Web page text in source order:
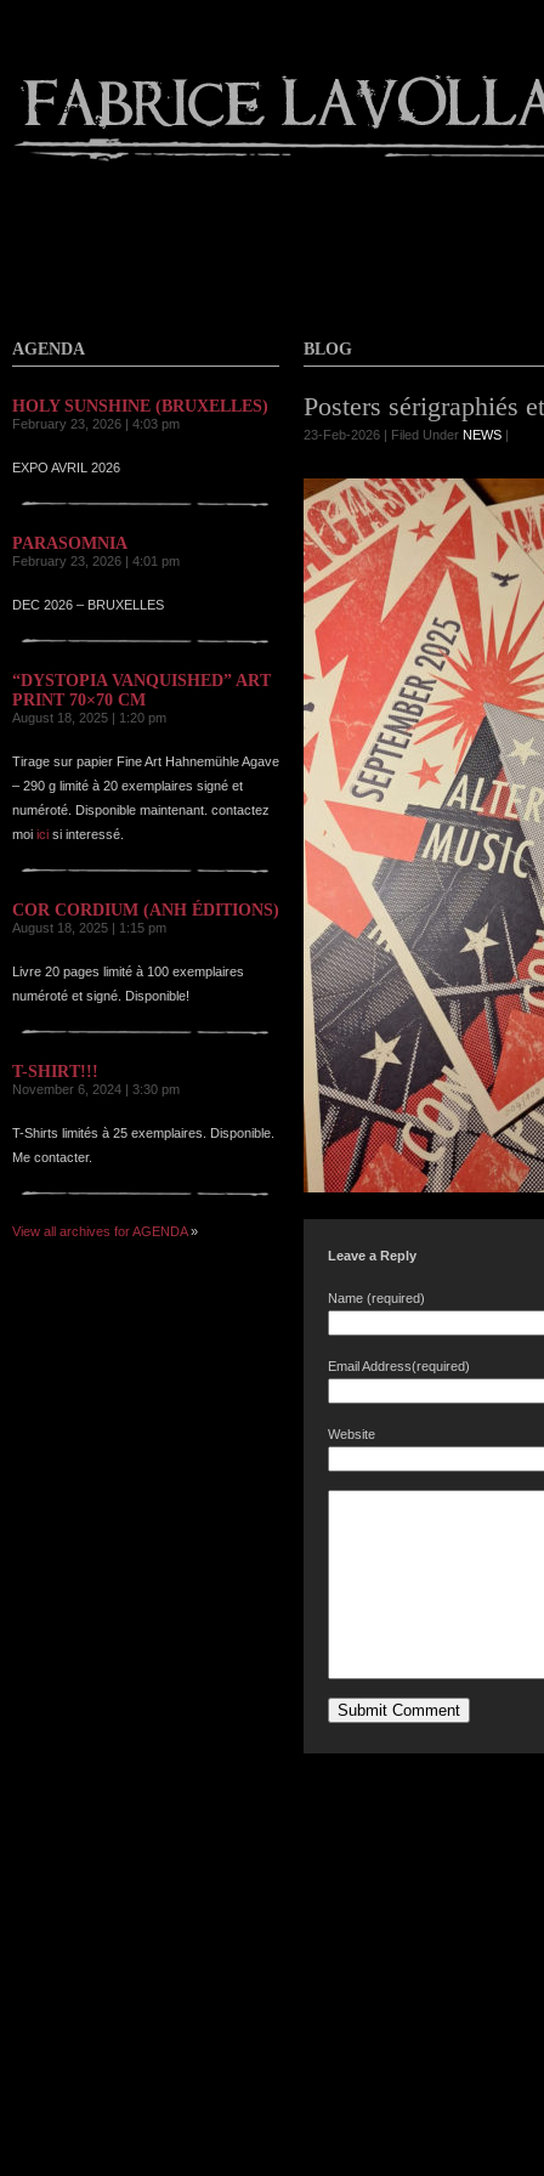
Contact
AGENDA
HOLY SUNSHINE (BRUXELLES)
February 23, 2026 | 4:03 pm
EXPO AVRIL 2026
PARASOMNIA
February 23, 2026 | 4:01 pm
DEC 2026 – BRUXELLES
“DYSTOPIA VANQUISHED” ART
PRINT 70×70 CM
August 18, 2025 | 1:20 pm
Tirage sur papier Fine Art Hahnemühle Agave
– 290 g limité à 20 exemplaires signé et
numéroté. Disponible maintenant. contactez
moi ici si interessé.
COR CORDIUM (ANH ÉDITIONS)
August 18, 2025 | 1:15 pm
Livre 20 pages limité à 100 exemplaires
numéroté et signé. Disponible!
T-SHIRT!!!
November 6, 2024 | 3:30 pm
T-Shirts limités à 25 exemplaires. Disponible.
Me contacter.
View all archives for AGENDA»
BLOG
Posters sérigraphiés
23-Feb-2026 | Filed Under NEWS |
Leave a Reply
Name (required)
Email Address(required)
Website